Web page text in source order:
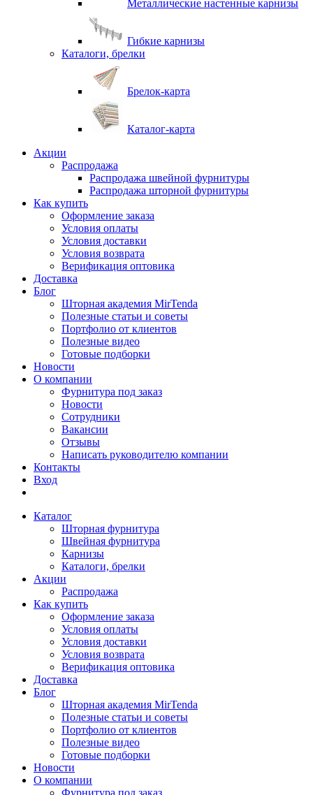
Металлические настенные карнизы
Гибкие карнизы
Каталоги, брелки
Брелок-карта
Каталог-карта
Акции
Распродажа
Распродажа швейной фурнитуры
Распродажа шторной фурнитуры
Как купить
Оформление заказа
Условия оплаты
Условия доставки
Условия возврата
Верификация оптовика
Доставка
Блог
Шторная академия MirTenda
Полезные статьи и советы
Портфолио от клиентов
Полезные видео
Готовые подборки
Новости
О компании
Фурнитура под заказ
Новости
Сотрудники
Вакансии
Отзывы
Написать руководителю компании
Контакты
Вход
Каталог
Шторная фурнитура
Швейная фурнитура
Карнизы
Каталоги, брелки
Акции
Распродажа
Как купить
Оформление заказа
Условия оплаты
Условия доставки
Условия возврата
Верификация оптовика
Доставка
Блог
Шторная академия MirTenda
Полезные статьи и советы
Портфолио от клиентов
Полезные видео
Готовые подборки
Новости
О компании
Фурнитура под заказ